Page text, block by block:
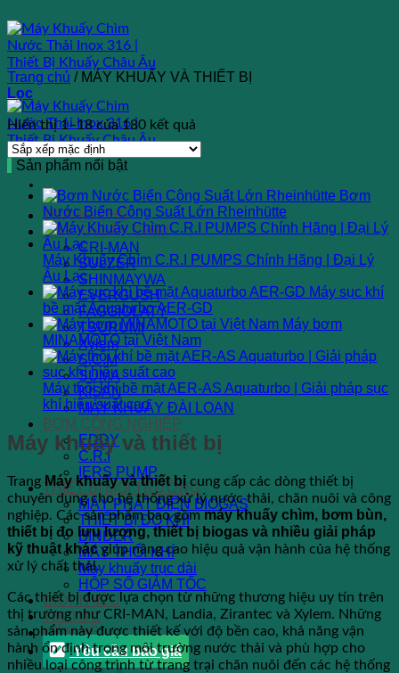
qua
nội
dung
TRANG CHỦ
MÁY KHUẤY CHÌM
CRI-MAN
SULZER
SHINMAYWA
EVERGUSH
FAGGIOLATY
TSURUMI
Xylem
S.C.M
SUMA
KISAN
MÁY KHUẤY ĐÀI LOAN
BƠM CÔNG NGHIỆP
EDDY
C.R.I
IERS PUMP
THIẾT BỊ MÔI TRƯỜNG
MÁY PHÁT ĐIỆN BIOGAS
THIẾT BỊ ĐO KHÍ
BINDER
MÁY THỔI KHÍ
Máy khuấy trục dài
HỘP SỐ GIẢM TỐC
GIỚI THIỆU
TIN TỨC
LIÊN HỆ
Yêu cầu báo giá
Trang chủ /MÁY KHUẤY VÀ THIẾT BỊ
Lọc
Hiển thị 1–18 của 180 kết quả
Sản phẩm nổi bật
Bơm
Nước Biển Công Suất Lớn Rheinhütte
Máy Khuấy Chìm C.R.I PUMPS Chính Hãng | Đại Lý
Âu Lạc
Máy sục khí
bề mặt Aquaturbo AER-GD
Máy bơm
MINAMOTO tại Việt Nam
Máy thổi khí bề mặt AER-AS Aquaturbo | Giải pháp sục
khí hiệu suất cao
Máy khuấy và thiết bị
TrangMáy khuấy và thiết bịcung cấp các dòng thiết bị
chuyên dụng cho hệ thống xử lý nước thải, chăn nuôi và công
nghiệp. Các sản phẩm bao gồmmáy khuấy chìm, bơm bùn,
thiết bị đo lưu lượng, thiết bị biogas và nhiều giải pháp
kỹ thuật khácgiúp nâng cao hiệu quả vận hành của hệ thống
xử lý chất thải.
Các thiết bị được lựa chọn từ những thương hiệu uy tín trên
thị trường như CRI-MAN, Landia, Zirantec và Xylem. Những
sản phẩm này được thiết kế với độ bền cao, khả năng vận
hành ổn định trong môi trường nước thải và phù hợp cho
nhiều loại công trình từ trang trại chăn nuôi đến các hệ thống